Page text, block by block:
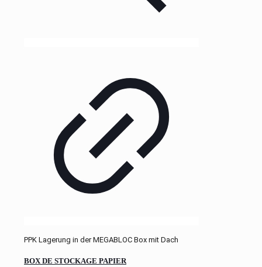
PPK Lagerung in der MEGABLOC Box mit Dach
BOX DE STOCKAGE PAPIER